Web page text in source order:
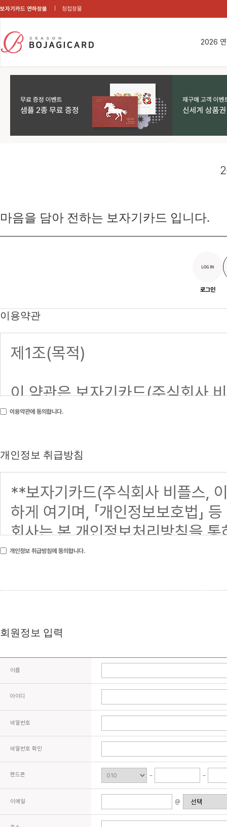
보자기카드 연하장몰 청첩장몰
2026
마음을 담아 전하는 보자기카드 입니다.
로그인
이용약관
이용약관에 동의합니다.
개인정보 취급방침
개인정보 취급방침에 동의합니다.
회원정보 입력
이름
아이디
비밀번호
비밀번호 확인
핸드폰
이메일 @